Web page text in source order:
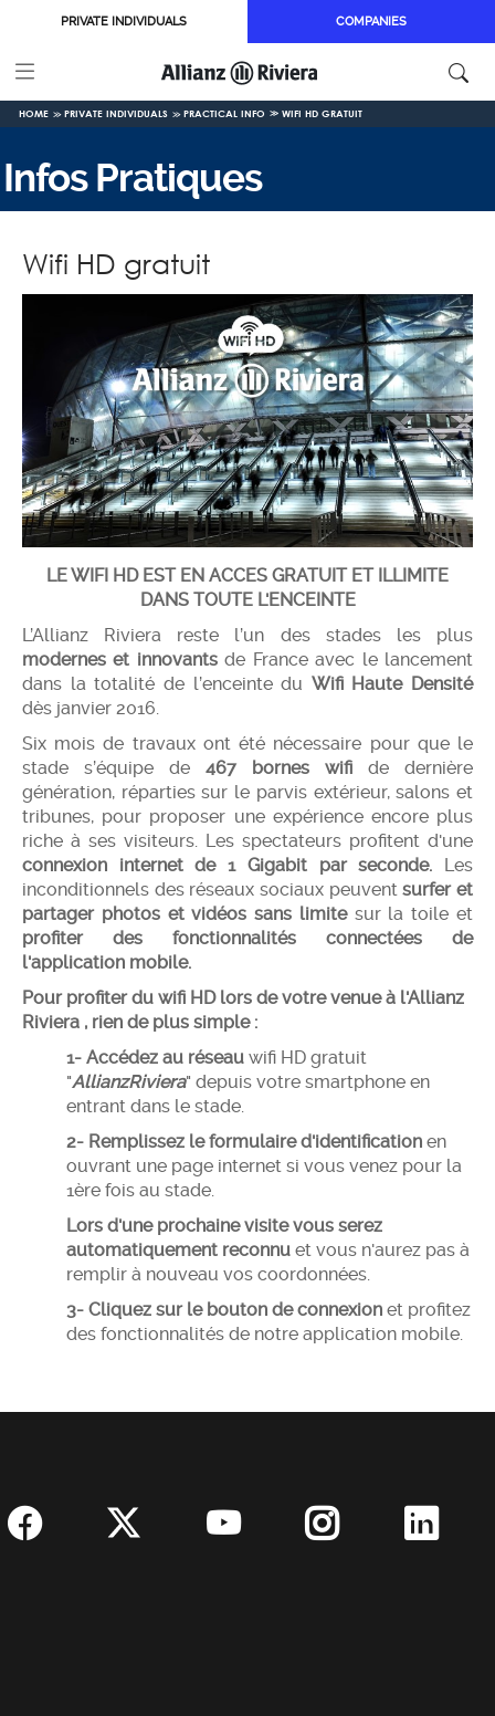
Skip to main content
PRIVATE INDIVIDUALS COMPANIES
HOME PRIVATE INDIVIDUALS PRACTICAL INFO WIFI HD GRATUIT
Infos Pratiques
Wifi HD gratuit
LE WIFI HD EST EN ACCES GRATUIT ET ILLIMITE
DANS TOUTE L'ENCEINTE
L’Allianz Riviera reste l’un des stades les plus
modernes et innovantsde France avec le lancement
dans la totalité de l’enceinte du Wifi Haute Densité
dès janvier 2016.
Six mois de travaux ont été nécessaire pour que le
stade s’équipe de 467 bornes wifi de dernière
génération, réparties sur le parvis extérieur, salons et
tribunes, pour proposer une expérience encore plus
riche à ses visiteurs. Les spectateurs profitent d'une
connexion internet de 1 Gigabit par seconde. Les
inconditionnels des réseaux sociaux peuventsurfer et
partager photos et vidéos sans limitesur la toile et
profiter des fonctionnalités connectées de
l'application mobile.
Pour profiter du wifi HD lors de votre venue à l'Allianz
Riviera , rien de plus simple :
1- Accédez au réseau wifi HD gratuit
"AllianzRiviera" depuis votre smartphone en
entrant dans le stade.
2- Remplissez le formulaire d'identification en
ouvrant une page internet si vous venez pour la
1ère fois au stade.
Lors d'une prochaine visite vous serez
automatiquement reconnu et vous n'aurez pas à
remplir à nouveau vos coordonnées.
3- Cliquez sur le bouton de connexion et profitez
des fonctionnalités de notre application mobile.